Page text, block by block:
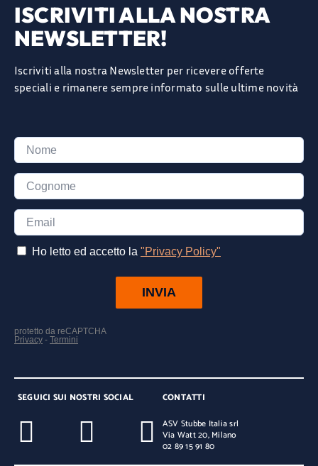
ISCRIVITI ALLA NOSTRA
NEWSLETTER!
Iscriviti alla nostra Newsletter per ricevere offerte
speciali e rimanere sempre informato sulle ultime novità
SEGUICI SUI NOSTRI SOCIAL
CONTATTI
ASV Stubbe Italia srl
Via Watt 20, Milano
02 89 15 91 80